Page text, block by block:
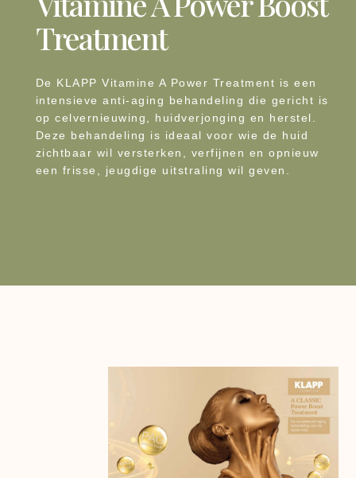
Treatment
De KLAPP Vitamine A Power Treatment is een
intensieve anti-aging behandeling die gericht is
op celvernieuwing, huidverjonging en herstel.
Deze behandeling is ideaal voor wie de huid
zichtbaar wil versterken, verfijnen en opnieuw
een frisse, jeugdige uitstraling wil geven.